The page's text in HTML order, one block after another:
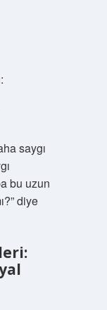
saygı
bu uzun
diye